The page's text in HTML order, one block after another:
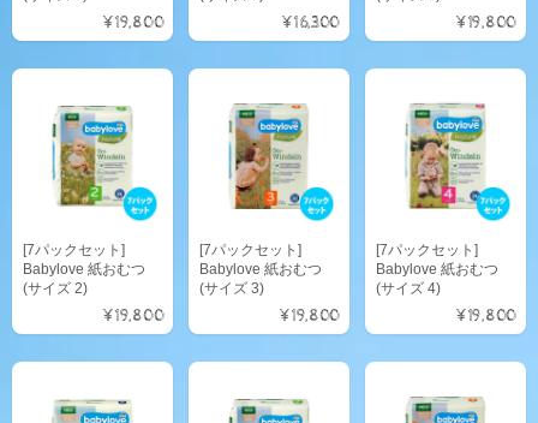
¥19,800 ¥16,300 ¥19,800
[7パックセット]
Babylove 紙おむつ
(サイズ 2)
¥19,800
[7パックセット]
Babylove 紙おむつ
(サイズ 3)
¥19,800
[7パックセット]
Babylove 紙おむつ
(サイズ 4)
¥19,800